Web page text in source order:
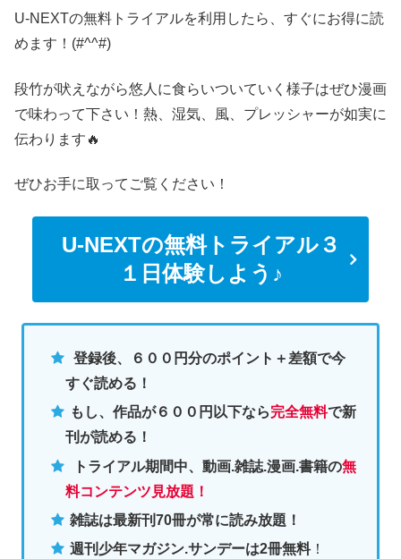
U-NEXTの無料トライアルを利用したら、すぐにお得に読
めます！(#^^#)
段竹が吠えながら悠人に食らいついていく様子はぜひ漫画
で味わって下さい！熱、湿気、風、プレッシャーが如実に
伝わります🔥
ぜひお手に取ってご覧ください！
U-NEXTの無料トライアル３
１日体験しよう♪
登録後、６００円分のポイント＋差額で今
すぐ読める！
もし、作品が６００円以下なら完全無料で新
刊が読める！
トライアル期間中、動画.雑誌.漫画.書籍の無
料コンテンツ見放題！
雑誌は最新刊70冊が常に読み放題！
週刊少年マガジン.サンデーは2冊無料！